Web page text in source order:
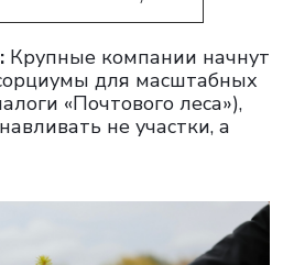
Крупные компании начнут
для масштабных
«Почтового леса»),
не участки, а